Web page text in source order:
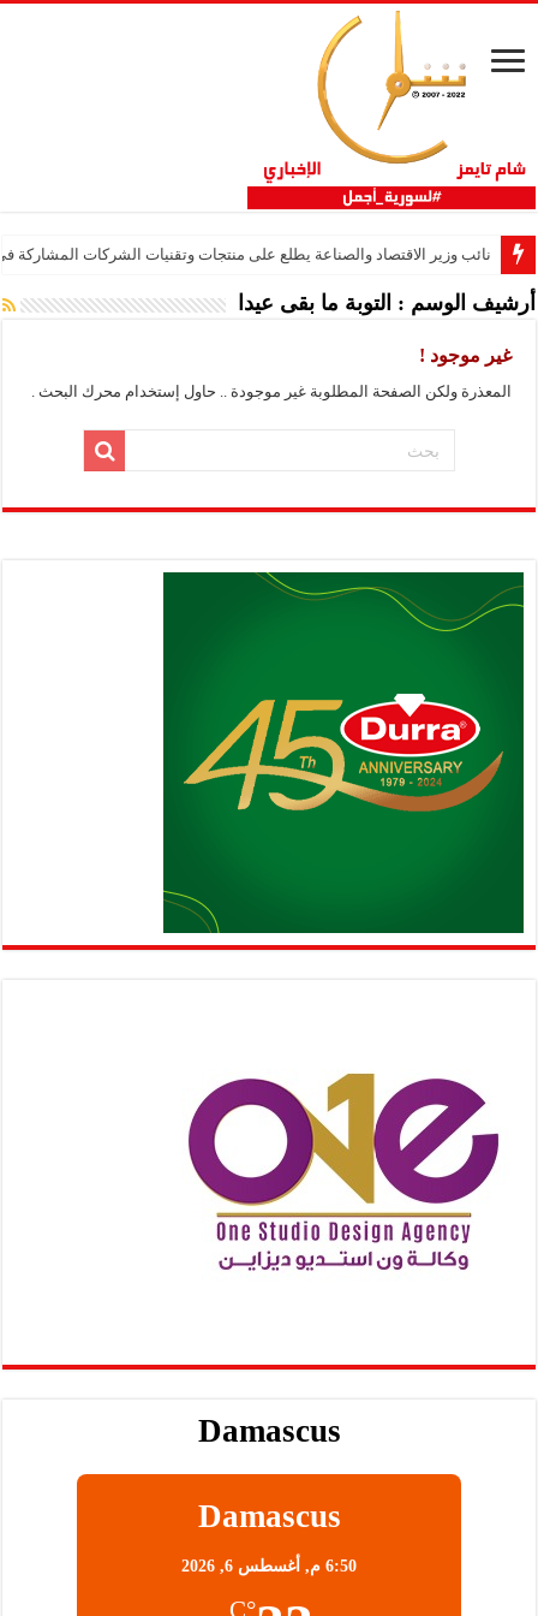
نائب وزير الاقتصاد والصناعة يطلع على منتجات وتقنيات الشركات المشاركة في
أرشيف الوسم : التوبة ما بقى عيدا
غير موجود !
المعذرة ولكن الصفحة المطلوبة غير موجودة .. حاول إستخدام محرك البحث .
Damascus
Damascus
6:50 م, أغسطس 6, 2026
°C